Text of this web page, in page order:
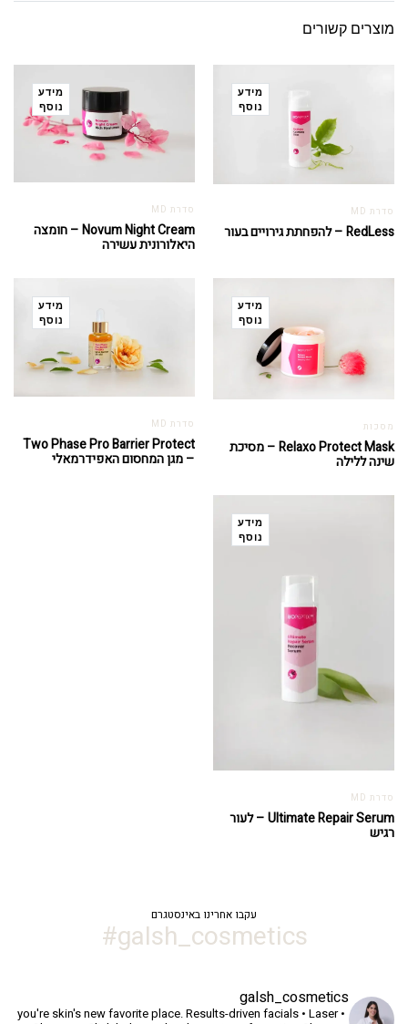
מוצרים קשורים
מידע
נוסף
סדרת MD
RedLess – להפחתת גירויים בעור
מידע
נוסף
סדרת MD
Novum Night Cream – חומצה
היאלורונית עשירה
מידע
נוסף
מסכות
Relaxo Protect Mask – מסיכת
שינה ללילה
מידע
נוסף
סדרת MD
Two Phase Pro Barrier Protect
– מגן המחסום האפידרמאלי
מידע
נוסף
סדרת MD
Ultimate Repair Serum – לעור
רגיש
עקבו אחרינו באינסטגרם
galsh_cosmetics#
galsh_cosmetics
you're skin's new favorite place.Results-driven facials • Laser •